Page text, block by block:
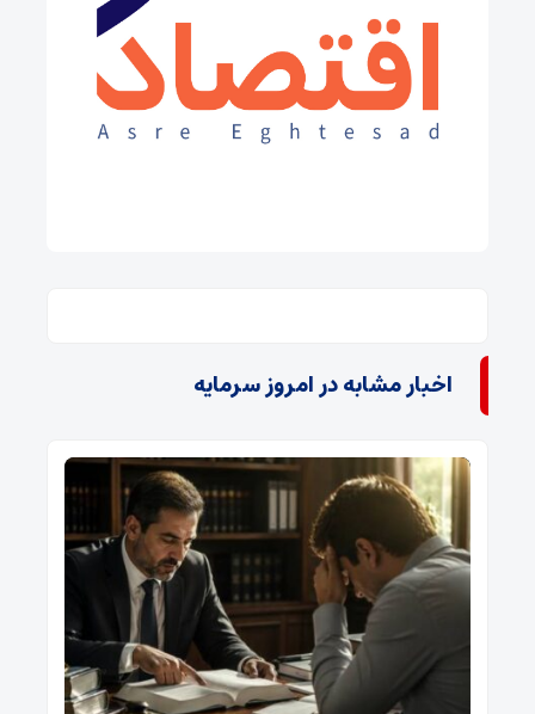
اخبار مشابه در امروز سرمایه